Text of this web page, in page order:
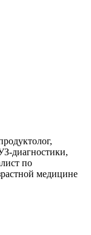
диагностики,
по
медицине